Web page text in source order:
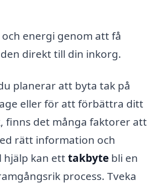
energi genom att få
direkt till din inkorg.
planerar att byta tak på
eller för att förbättra ditt
finns det många faktorer att
rätt information och
hjälp kan ett takbyte bli en
process. Tveka